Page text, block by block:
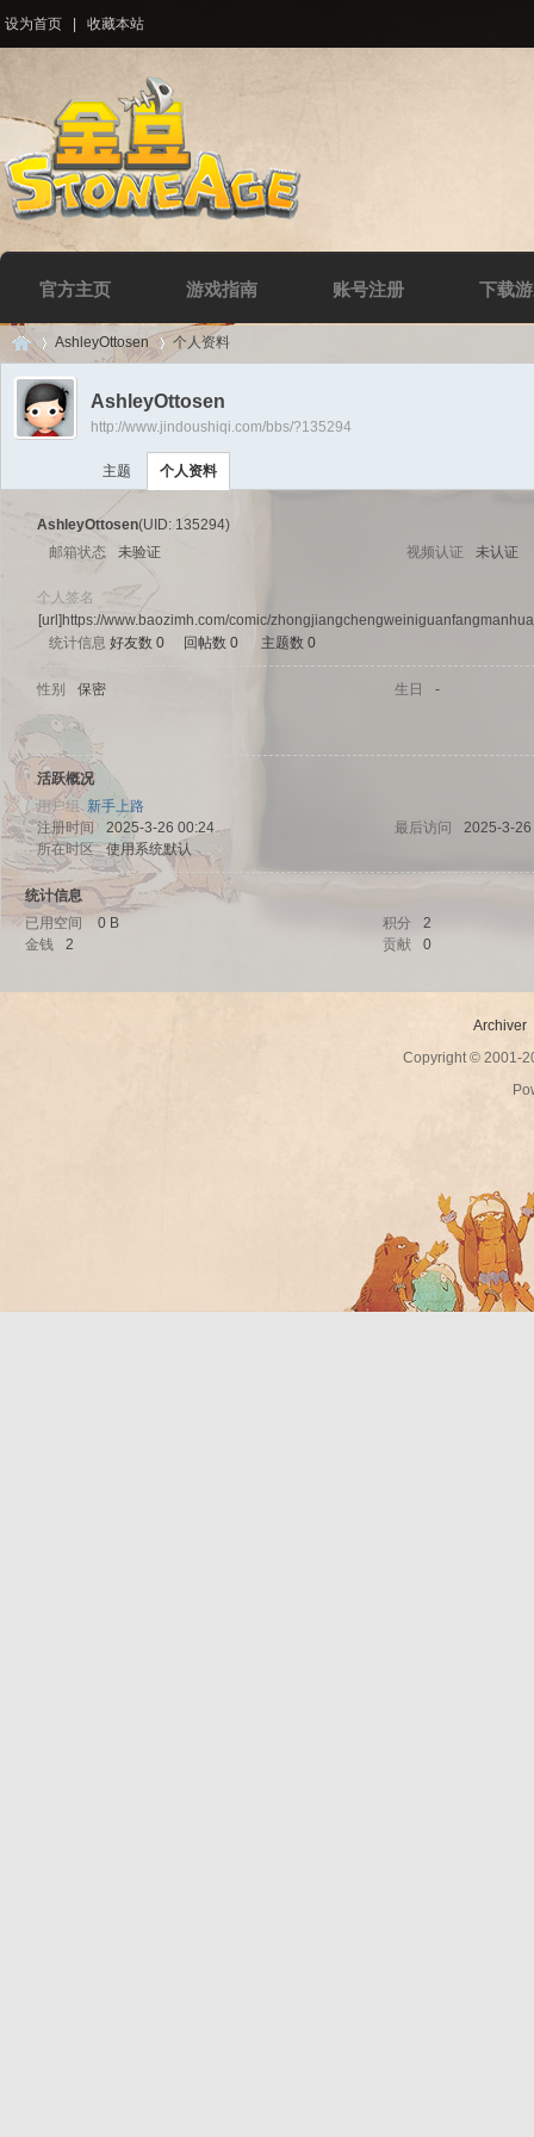
设为首页 收藏本站
官方主页 游戏指南 账号注册 下载
Di
uz!
›
AshleyOttosen 个人资料
AshleyOttosen
http://www.jindoushiqi.com/bbs/?135294
主题 个人资料
AshleyOttosen(UID: 135294)
邮箱状态
未验证 视频认证 未认证
个人签名
[url]https://www.baozimh.com/comic/
统计信息 好友数 0 回帖数 0 主题数 0
性别 保密 生日 -
活跃概况
用户组 新手上路
注册时间
2025-3-26 00:24 最后访问
2025-3-
所在时区
使用系统默认
统计信息
已用空间
0 B 积分
2
金钱
2 贡献 0
Archiver
Copyright © 2001-